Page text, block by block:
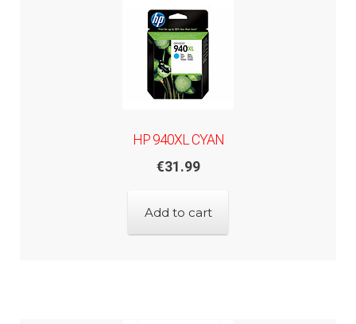
HP 940XL CYAN
€31.99
Add to cart